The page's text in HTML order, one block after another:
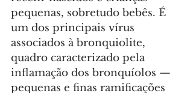
pequenas, sobretudo bebês. É
um dos principais vírus
associados à bronquiolite,
quadro caracterizado pela
inflamação dos bronquíolos —
pequenas e finas ramificações